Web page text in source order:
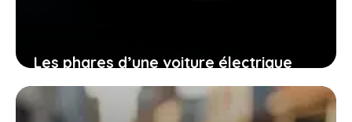
Les phares d’une voiture électrique
ont soudainement cessé de
fonctionner, ce bug menace votre